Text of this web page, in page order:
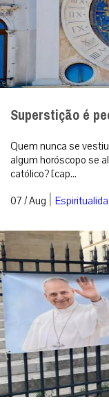
Superstição é
Quem nunca se
algum horóscopo se
católico? [cap...
07 / Aug |